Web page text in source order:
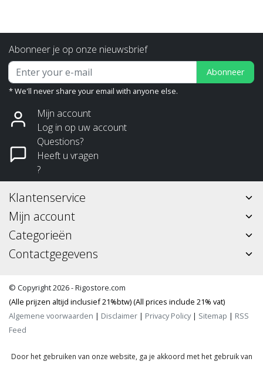
Abonneer je op onze nieuwsbrief
Abonneer
* We'll never share your email with anyone else.
Mijn account
Log in op uw account
Questions?
Heeft u vragen
?
Klantenservice
Mijn account
Categorieën
Contactgegevens
© Copyright 2026 - Rigostore.com
(Alle prijzen altijd inclusief 21%btw) (All prices include 21% vat)
Algemene voorwaarden | Disclaimer | Privacy Policy| Sitemap | RSS
Feed
Door het gebruiken van onze website, ga je akkoord met het gebruik van